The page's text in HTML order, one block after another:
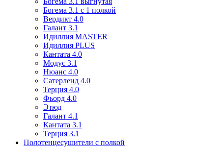
Богема 3.1 с 1 полкой
Вердикт 4.0
Галант 3.1
Идиллия MASTER
Идиллия PLUS
Кантата 4.0
Модус 3.1
Нюанс 4.0
Сатерленд 4.0
Терция 4.0
Фьорд 4.0
Этюд
Галант 4.1
Кантата 3.1
Терция 3.1
Полотенцесушители с полкой